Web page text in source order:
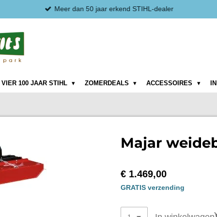
Meer dan 50 jaar erkend STIHL-dealer
VIER 100 JAAR STIHL ZOMERDEALS ACCESSOIRES
Majar
€ 1.469,00
GRATIS verzending